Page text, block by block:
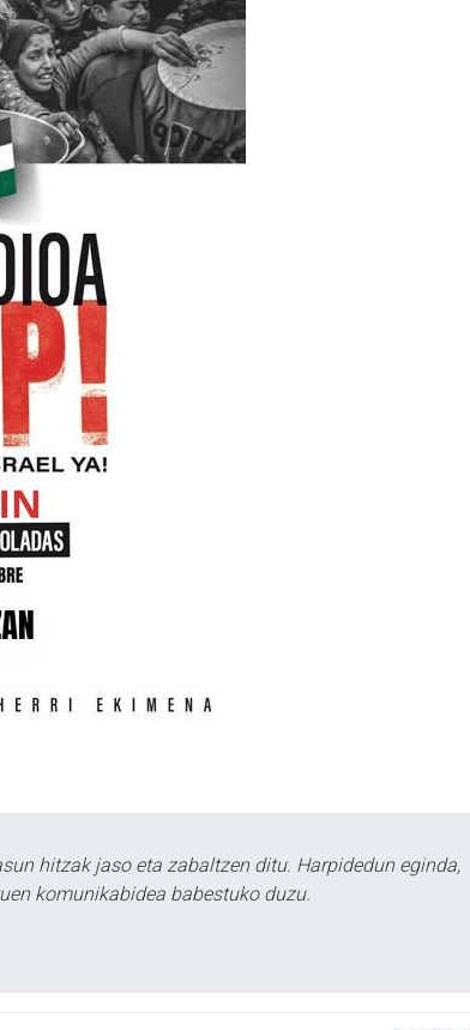
hitzak jaso eta zabaltzen ditu. Harpidedun eginda,
komunikabidea babestuko duzu.